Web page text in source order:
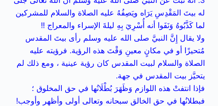
له بيتَ المَقْدِسِ يَرَاه ويَصِفُهُ عليه الصلاة والسلام للمشركين
لما كَذَّبُوهُ وَنَفَوا أنه أُسْرِيَ بِهِ ليلةَ الإسراء والمعراج !!
ولا يقال إِنَّ النبيَّ صلى الله عليه وسلم رأى بيتَ المقدس
مُتحيزًا أو في مكانٍ معينِ وَقْتَ هذه الرؤية. فرؤيته عليه
الصلاة والسلام لبيت المقدس كان رؤية عينية ، ومع ذلك لم
يتحيَّز بيت المقدس في جهة.
فإذا انتفتْ هذه اللوازم وَظَهَرَ بُطْلَانُها في حق المخلوق ؛
فبطلانُها في حق الخالق سبحانه وتعالى أولى وأظهر وأوجب!